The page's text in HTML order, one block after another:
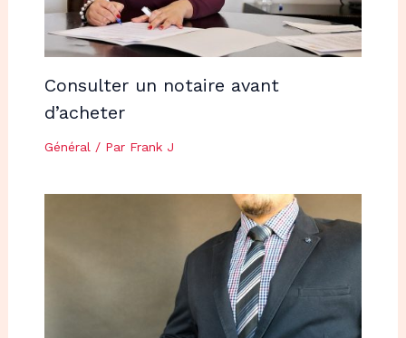
Consulter un notaire avant
d’acheter
Général/ Par Frank J